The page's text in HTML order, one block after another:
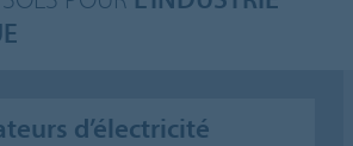
d’électricité